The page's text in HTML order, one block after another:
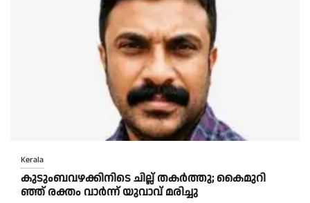
Kerala
കു​ടും​ബ​വ​ഴ​ക്കി​നി​ടെ ചി​ല്ല് ത​ക​ർ​ത്തു; കൈ​മു​റി​
ഞ്ഞ് ര​ക്തം വാ​ർ​ന്ന് യു​വാ​വ് മ​രി​ച്ചു